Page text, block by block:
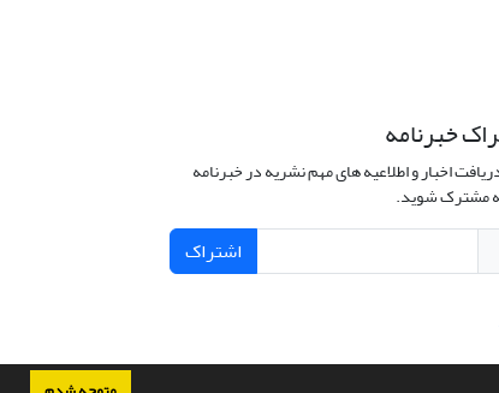
خبرنامه
اخبار و اطلاعیه های مهم نشریه در خبرنامه
مشترک شوید.
اشتراک